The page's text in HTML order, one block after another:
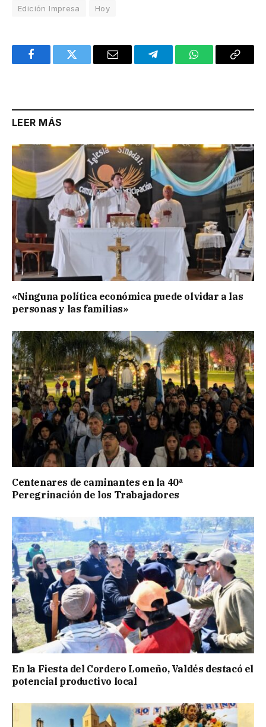
Edición Impresa Hoy
FacebookTwitter Email TelegramWhatsAppCopy
LEER MÁS
«Ninguna política económica puede olvidar a las
personas y las familias»
Centenares de caminantes en la 40ª
Peregrinación de los Trabajadores
En la Fiesta del Cordero Lomeño, Valdés destacó el
potencial productivo local